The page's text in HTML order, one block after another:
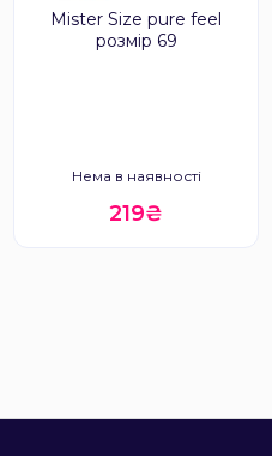
Mister Size pure feel
розмір 69
Нема в наявності
219₴